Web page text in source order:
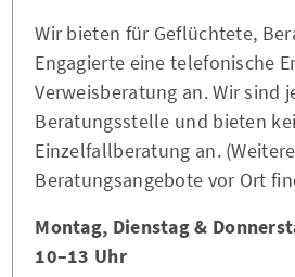
Wir bieten für Geflüchtete,
Engagierte eine telefonische
Verweisberatung an. Wir sind
Beratungsstelle und bieten
Einzelfallberatung an. (Weitere
Beratungsangebote vor Ort
Montag, Dienstag &
10–13 Uhr